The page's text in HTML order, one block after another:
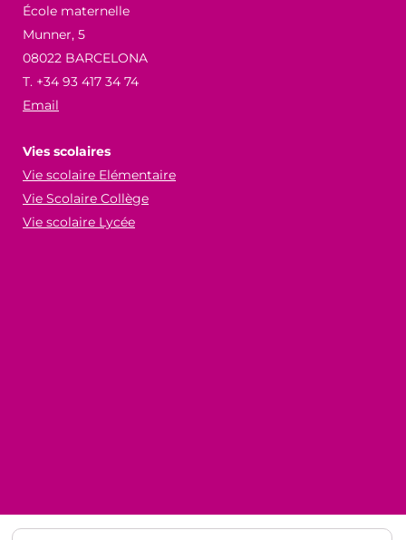
École maternelle
Munner, 5
08022 BARCELONA
T. +34 93 417 34 74
Email
Vies scolaires
Vie scolaire Elémentaire
Vie Scolaire Collège
Vie scolaire Lycée